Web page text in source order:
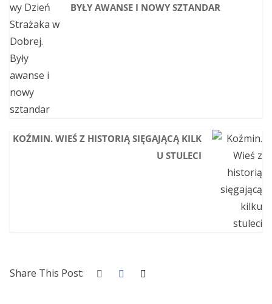
BYŁY AWANSE I NOWY SZTANDAR
KOŹMIN. WIEŚ Z HISTORIĄ SIĘGAJĄCĄ KILK
U STULECI
Share This Post: